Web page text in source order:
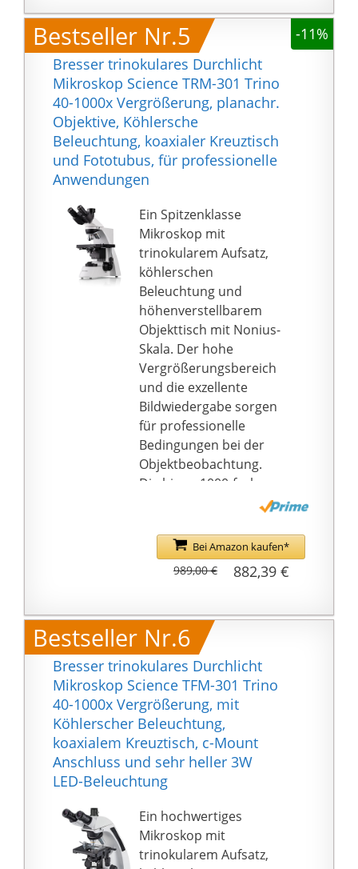
Netzteil (12V / 3 A),
Bedienungsanleitung
oder gemeinsam
schaltbar bzw.
dimmbar
Produkt 1:
Abmessungen:
240x185x285mm /
Gewicht: 2, 2 KG /
Stromversorgung über
Netzteil, USB oder
Batterien möglich
Produkt 2: Tessloff WAS
IST WAS Band 8
Mikroskop. Was dem
Auge verborgen bleibt
978-3-7886-2096-7 1St.
Produkt 2: Inhalt: 1
Stück
Bestseller Nr.5
-11%
Bresser trinokulares Durchlicht
Mikroskop Science TRM-301 Trino
40-1000x Vergrößerung, planachr.
Objektive, Köhlersche
Beleuchtung, koaxialer Kreuztisch
und Fototubus, für professionelle
Anwendungen
Ein Spitzenklasse
Mikroskop mit
trinokularem Aufsatz,
köhlerschen
Beleuchtung und
höhenverstellbarem
Objekttisch mit Nonius-
Skala. Der hohe
Vergrößerungsbereich
und die exzellente
Bildwiedergabe sorgen
für professionelle
Bedingungen bei der
Objektbeobachtung.
Die bis zu 1000-fache
Vergrößerung erzeugt
die köhlersche
Beleuchtung ist
dimmbar und sorgt für
Objektausleuchtung.
Der trinokulare, 360°
drehbare Aufsatz
ermöglicht bequemes
Beobachten mit beiden
Augen und zusätzlich
den Anschluss einer
Mikroskop Kamera.
Der koaxiale Kreuztisch
mit Einhandbedienung
lässt sich via Grob- und
Feinfokussierung exakt
ausrichten.
Bei Amazon kaufen*
882,39 €
989,00 €
Bestseller Nr.6
Bresser trinokulares Durchlicht
Mikroskop Science TFM-301 Trino
40-1000x Vergrößerung, mit
Köhlerscher Beleuchtung,
koaxialem Kreuztisch, c-Mount
Anschluss und sehr heller 3W
LED-Beleuchtung
Ein hochwertiges
Mikroskop mit
trinokularem Aufsatz,